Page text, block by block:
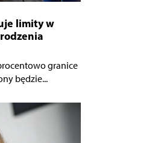
limity w
granice
będzie...